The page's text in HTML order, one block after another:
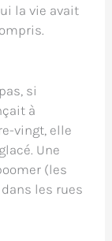
la vie avait
si
à
vingt, elle
Une
(les
les rues